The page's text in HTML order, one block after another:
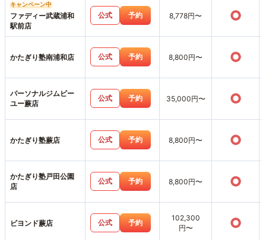
キャンペーン中
ファディー武蔵浦和
駅前店
公式 予約 8,778円〜 ○
かたぎり塾南浦和店 公式 予約 8,800円〜 ○
パーソナルジムビー
ユー蕨店
公式 予約 35,000円〜 ○
かたぎり塾蕨店 公式 予約 8,800円〜 ○
かたぎり塾戸田公園
店
公式 予約 8,800円〜 ○
ビヨンド蕨店 公式 予約
102,300
円〜
○